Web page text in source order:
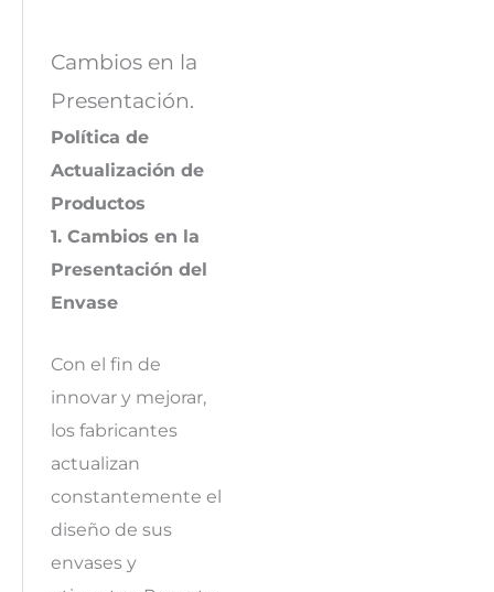
Cambios en la
Presentación.
Política de
Actualización de
Productos
1. Cambios en la
Presentación del
Envase
Con el fin de
innovar y mejorar,
los fabricantes
actualizan
constantemente el
diseño de sus
envases y